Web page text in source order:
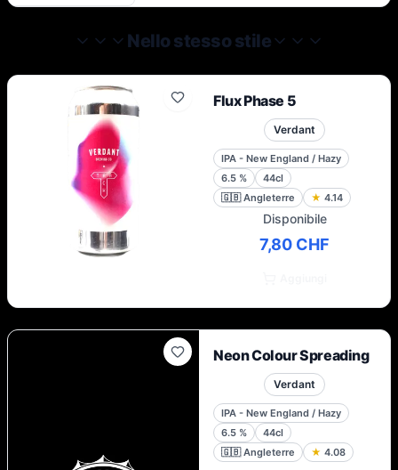
esteri complessi, la nostra birra vi trasporta
Rocciose del Colorado e delle Alpi francesi.
Nello stesso stile
Flux Phase 5
Verdant
IPA - New England / Hazy
6.5 %
44cl
🇬🇧 Angleterre ★ 4.14
Disponibile
7,80 CHF
Neon Colour Spreading
Verdant
IPA - New England / Hazy
6.5 %
44cl
🇬🇧 Angleterre ★ 4.08